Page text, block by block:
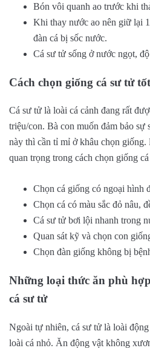
Bón vôi quanh ao trước khi
Khi thay nước ao nên giữ lại
đàn cá bị sốc nước.
Cá sư tử sống ở nước ngọt,
Cách chọn giống cá sư tử
Cá sư tử là loài cá cảnh đang rất
triệu/con. Bà con muốn đảm bảo sự
này thì cần tỉ mỉ ở khâu chọn
quan trọng trong cách chọn giống
Chọn cá giống có ngoại hình
Chọn cá có màu sắc đỏ nâu,
Cá sư tử bơi lội nhanh trong
Quan sát kỹ và chọn con
Chọn đàn giống không bị
Những loại thức ăn phù
cá sư tử
Ngoài tự nhiên, cá sư tử là loài
loài cá nhỏ. Ăn động vật không